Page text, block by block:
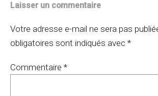
Laisser un commentaire
Votre adresse e-mail ne sera pas
obligatoires sont indiqués avec *
Commentaire *